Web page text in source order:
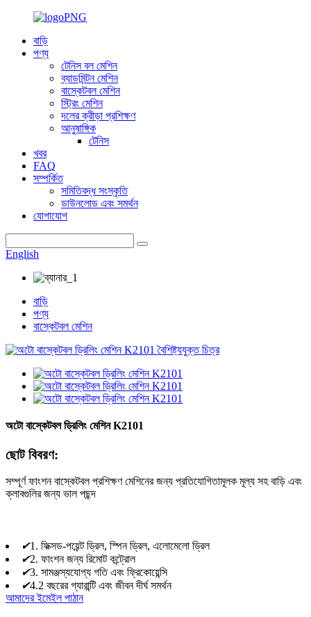
বাড়ি
পণ্য
টেনিস বল মেশিন
ব্যাডমিন্টন মেশিন
বাস্কেটবল মেশিন
স্ট্রিং মেশিন
দলের ক্রীড়া প্রশিক্ষণ
আনুষাঙ্গিক
টেনিস
খবর
FAQ
সম্পর্কিত
সমিতিবদ্ধ সংস্কৃতি
ডাউনলোড এবং সমর্থন
যোগাযোগ
English
বাড়ি
পণ্য
বাস্কেটবল মেশিন
অটো বাস্কেটবল ড্রিলিং মেশিন K2101
ছোট বিবরণ:
সম্পূর্ণ ফাংশন বাস্কেটবল প্রশিক্ষণ মেশিনের জন্য প্রতিযোগিতামূলক মূল্য সহ বাড়ি এবং
ক্লাবগুলির জন্য ভাল পছন্দ
✔1. ফিক্সড-পয়েন্ট ড্রিল, স্পিন ড্রিল, এলোমেলো ড্রিল
✔2. ফাংশন জন্য রিমোট কন্ট্রোল
✔3. সামঞ্জস্যযোগ্য গতি এবং ফ্রিকোয়েন্সি
✔4.2 বছরের গ্যারান্টি এবং জীবন দীর্ঘ সমর্থন
আমাদের ইমেইল পাঠান